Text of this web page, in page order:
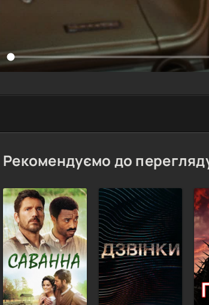
Рекомендуємо до